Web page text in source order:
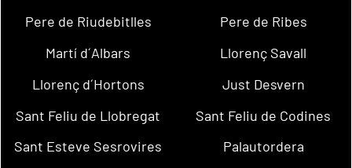
Pere de Riudebitlles
Pere de Ribes
Martí d´Albars
Llorenç Savall
Llorenç d´Hortons
Just Desvern
Sant Feliu de Llobregat
Sant Feliu de Codines
Sant Esteve Sesrovires
Palautordera